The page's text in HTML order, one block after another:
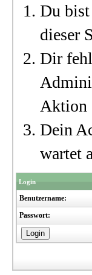
Du
dieser
Dir
Aktion
Dein
wartet
Login
Benutzername:
Passwort: